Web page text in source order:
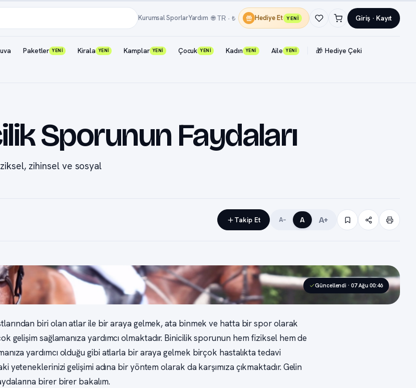
Kurumsal SporlarYardım 🌐 TR · ₺ Hediye Et YENİ Giriş · Kayıt
Paketler YENİ Kirala YENİ Kamplar YENİ Çocuk YENİ Kadın YENİ Aile YENİ
🎁 Hediye Çeki
Sporunun Faydaları
zihinsel ve sosyal
Takip Et A− A A+
Güncellendi · 07 Ağu 00:46
biri olan atlar ile bir araya gelmek, ata binmek ve hatta bir spor olarak
gelişim sağlamanıza yardımcı olmaktadır. Binicilik sporunun hem fiziksel hem de
yardımcı olduğu gibi atlarla bir araya gelmek birçok hastalıkta tedavi
yeteneklerinizi gelişimi adına bir yöntem olarak da karşımıza çıkmaktadır. Gelin
birer birer bakalım.